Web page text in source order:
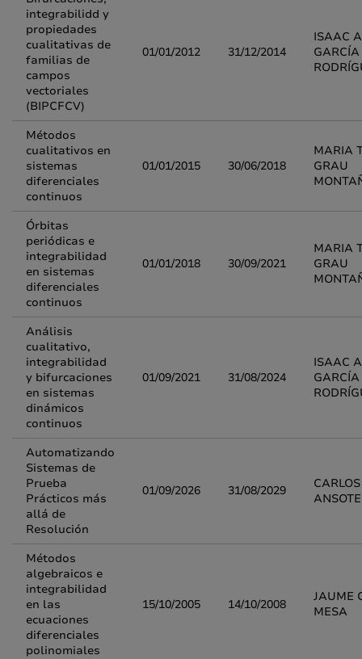
integrabilidd y
propiedades
cualitativas de
familias de
campos
vectoriales
(BIPCFCV)
01/01/2012 31/12/2014
ISAAC
GARCÍA
Métodos
cualitativos en
sistemas
diferenciales
continuos
01/01/2015 30/06/2018
MARIA
GRAU
Órbitas
periódicas e
integrabilidad
en sistemas
diferenciales
continuos
01/01/2018 30/09/2021
MARIA
GRAU
Análisis
cualitativo,
integrabilidad
y bifurcaciones
en sistemas
dinámicos
continuos
01/09/2021 31/08/2024
ISAAC
GARCÍA
Automatizando
Sistemas de
Prueba
Prácticos más
allá de
Resolución
01/09/2026 31/08/2029
Métodos
algebraicos e
integrabilidad
en las
ecuaciones
diferenciales
polinomiales
15/10/2005 14/10/2008
JAUME
MESA